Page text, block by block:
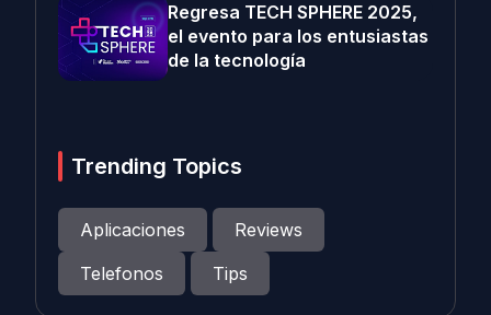
Regresa TECH SPHERE 2025,
el evento para los entusiastas
de la tecnología
Trending Topics
Aplicaciones
Reviews
Telefonos
Tips